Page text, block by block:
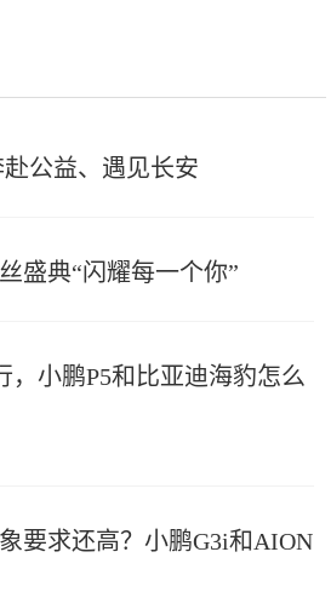
公益、遇见长安
盛典“闪耀每一个你”
，小鹏P5和比亚迪海豹怎么
要求还高？小鹏G3i和AION